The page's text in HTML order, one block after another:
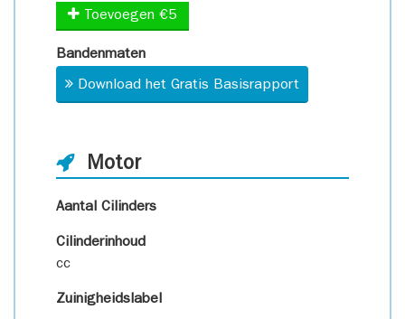
Toevoegen €5
Bandenmaten
Download het Gratis Basisrapport
Motor
Aantal Cilinders
Cilinderinhoud
cc
Zuinigheidslabel